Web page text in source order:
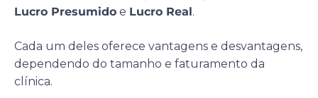
Lucro Presumido e Lucro Real.
Cada um deles oferece vantagens e desvantagens,
dependendo do tamanho e faturamento da
clínica.